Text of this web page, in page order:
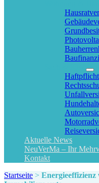
Aktuelle News
NeuVerMa – Ihr
Kontakt
Startseite >